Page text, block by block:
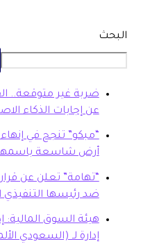
غير متوقعة.. القضاء
إجابات الذكاء الاصطناعي
تنجح في إنهاء نزاع
شاسعة باسمها بمساحة 966 ألف متر مربع
تعلن عن قرار ابتدائي
رئيسها التنفيذي السابق
السوق المالية: إدانة عدد
لـ (السعودي الألماني